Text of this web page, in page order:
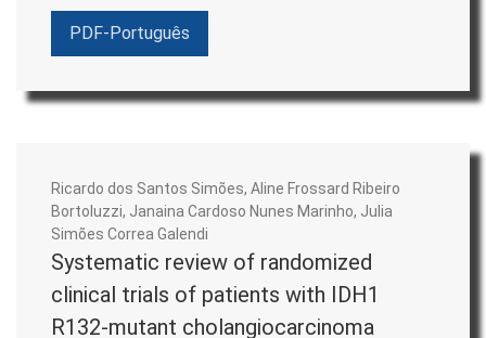
tecnologias emergentes.
análise de custos, análise de custo-consequência,
custo-efetividade, custo-utilidade, custo-benefício,
custo-minimização e estudos de impacto
orçamentário e de financiamento.
PDF-Português
Ricardo dos Santos Simões, Aline Frossard Ribeiro
Bortoluzzi, Janaina Cardoso Nunes Marinho, Julia
Simões Correa Galendi
Systematic review of randomized
clinical trials of patients with IDH1
R132-mutant cholangiocarcinoma